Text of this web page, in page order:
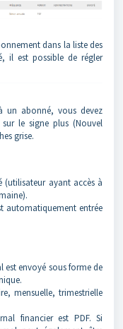
dans la liste des
il est possible de régler
un abonné, vous devez
le signe plus (Nouvel
grise.
ayant accès à
automatiquement entrée
est envoyé sous forme de
mensuelle, trimestrielle
financier est PDF. Si